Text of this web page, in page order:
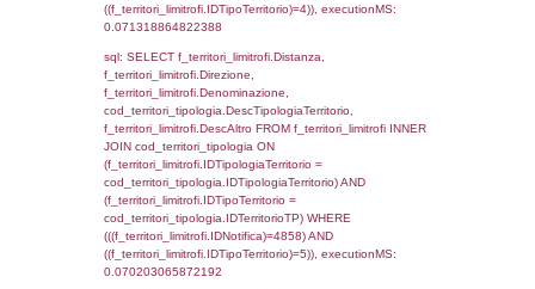
sql: SELECT Ispezione, IDArticoloComma,
StatoIspezione,
'%d/%m/%Y') as DataApertura,
DATE_FORMAT(DataChiusura, '%d/%m/
DataChiusura,
'%d/%m/%Y') as DataUltimoPIR FROM
WHERE (((d3_ispezioni.IDNotifica)=4858)),
0.00063204765319824
sql: SELECT el_nazioni.DescIT,